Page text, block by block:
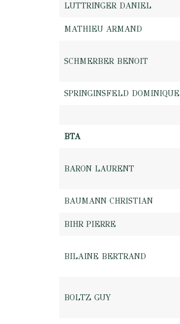
LUTTRINGER DANIEL
MATHIEU ARMAND
SCHMERBER BENOIT
SPRINGINSFELD DOMINIQUE
BTA
BARON LAURENT
BAUMANN CHRISTIAN
BIHR PIERRE
BILAINE BERTRAND
BOLTZ GUY